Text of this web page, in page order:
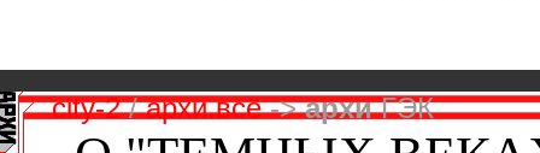
city-2 / архи.всё ->архиГЭК